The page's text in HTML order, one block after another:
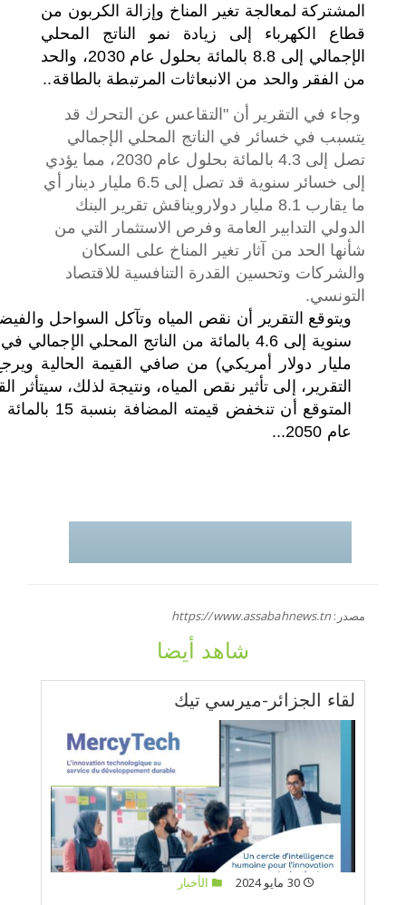
المشتركة لمعالجة تغير المناخ وإزالة الكربون من
قطاع الكهرباء إلى زيادة نمو الناتج المحلي
الإجمالي إلى 8.8 بالمائة بحلول عام 2030، والحد
من الفقر والحد من الانبعاثات المرتبطة بالطاقة..
وجاء في التقرير أن "التقاعس عن التحرك قد
يتسبب في خسائر في الناتج المحلي الإجمالي
تصل إلى 4.3 بالمائة بحلول عام 2030، مما يؤدي
إلى خسائر سنوية قد تصل إلى 6.5 مليار دينار أي
ما يقارب 8.1 مليار دولار
ويناقش تقرير البنك
الدولي التدابير العامة وفرص الاستثمار التي من
شأنها الحد من آثار تغير المناخ على السكان
والشركات وتحسين القدرة التنافسية للاقتصاد
التونسي.
ويتوقع التقرير أن نقص المياه وتآكل السواحل
مليار دولار أمريكي) من صافي القيمة الحالية
التقرير، إلى تأثير نقص المياه، ونتيجة لذلك،
عام 2050...
مصدر: https://www.assabahnews.tn
شاهد أيضا
لقاء الجزائر-ميرسي تيك
30 مايو 2024
الأخبار